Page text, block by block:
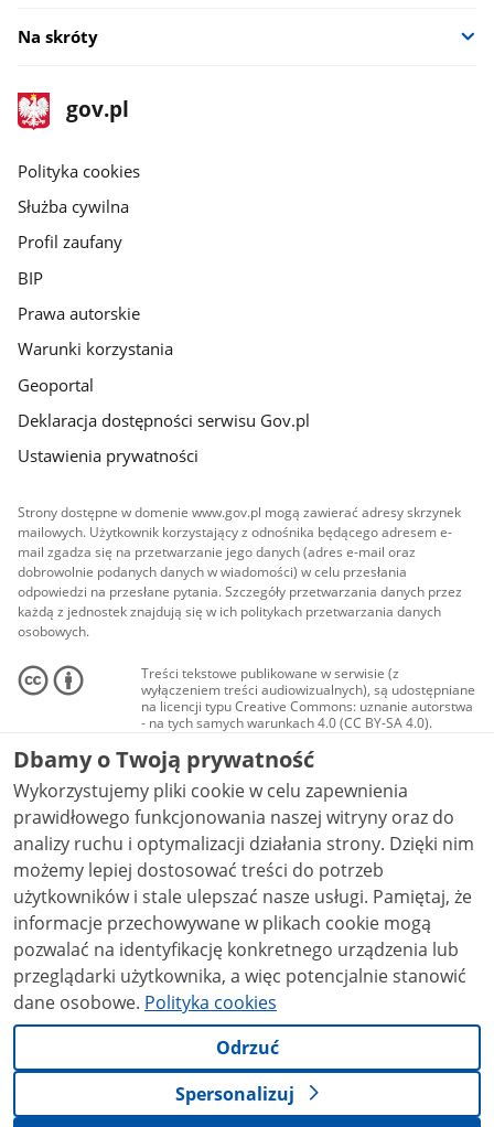
Na skróty
stopka
gov.pl
Strona
gov.pl
gov.pl
Polityka cookies
Służba cywilna
Profil zaufany
BIP
Prawa autorskie
Warunki korzystania
Geoportal
Deklaracja dostępności serwisu Gov.pl
Ustawienia prywatności
Strony dostępne w domenie www.gov.pl mogą zawierać adresy skrzynek
mailowych. Użytkownik korzystający z odnośnika będącego adresem e-
mail zgadza się na przetwarzanie jego danych (adres e-mail oraz
dobrowolnie podanych danych w wiadomości) w celu przesłania
odpowiedzi na przesłane pytania. Szczegóły przetwarzania danych przez
każdą z jednostek znajdują się w ich politykach przetwarzania danych
osobowych.
Treści tekstowe publikowane w serwisie (z
wyłączeniem treści audiowizualnych), są udostępniane
na licencji typu Creative Commons: uznanie autorstwa
- na tych samych warunkach 4.0 (CC BY-SA 4.0).
Materiały audiowizualne, w tym zdjęcia, materiały
audio i wideo, są udostępniane na licencji typu
Creative Commons: uznanie autorstwa użycie
niekomercyjne - bez utworów zależnych 4.0 (CC BY-
NC-ND 4.0), o ile nie jest to stwierdzone inaczej.
Dbamy o Twoją prywatność
Wykorzystujemy pliki cookie w celu zapewnienia
prawidłowego funkcjonowania naszej witryny oraz do
analizy ruchu i optymalizacji działania strony. Dzięki nim
możemy lepiej dostosować treści do potrzeb
użytkowników i stale ulepszać nasze usługi. Pamiętaj, że
informacje przechowywane w plikach cookie mogą
pozwalać na identyfikację konkretnego urządzenia lub
przeglądarki użytkownika, a więc potencjalnie stanowić
dane osobowe. Polityka cookies
Odrzuć
Spersonalizuj